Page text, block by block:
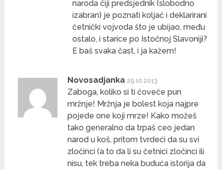
naroda čiji predsjednik (slobodno
izabran) je poznati koljać i deklarirani
četnički vojvoda što je ubijao, među
ostalo, i starice po Istočnoj Slavoniji?
E baš svaka čast, i ja kažem!
Novosadjanka 29.10.2013
Zaboga, koliko si ti čoveče pun
mržnje! Mržnja je bolest koja najpre
pojede one koji mrze! Kako možeš
tako generalno da trpaš ceo jedan
narod u koš, pritom tvrdeći da su svi
zločinci (a to da li su četnici zločinci ili
nisu, tek treba neka buduća istorija da